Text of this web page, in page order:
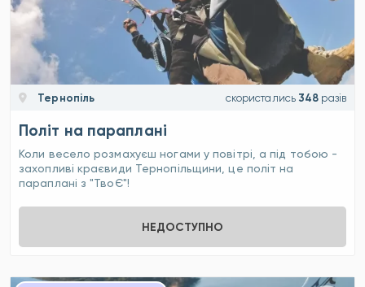
Тернопіль скористались 348 разів
Політ на параплані
Коли весело розмахуєш ногами у повітрі, а під тобою -
захопливі краєвиди Тернопільщини, це політ на
параплані з "ТвоЄ"!
НЕДОСТУПНО